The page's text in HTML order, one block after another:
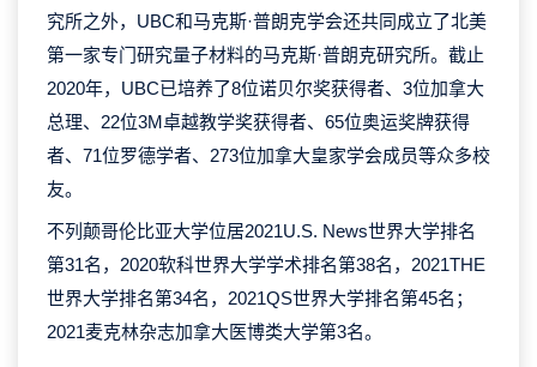
究所之外，UBC和马克斯·普朗克学会还共同成立了北美
第一家专门研究量子材料的马克斯·普朗克研究所。截止
2020年，UBC已培养了8位诺贝尔奖获得者、3位加拿大
总理、22位3M卓越教学奖获得者、65位奥运奖牌获得
者、71位罗德学者、273位加拿大皇家学会成员等众多校
友。
不列颠哥伦比亚大学位居2021U.S. News世界大学排名
第31名，2020软科世界大学学术排名第38名，2021THE
世界大学排名第34名，2021QS世界大学排名第45名；
2021麦克林杂志加拿大医博类大学第3名。